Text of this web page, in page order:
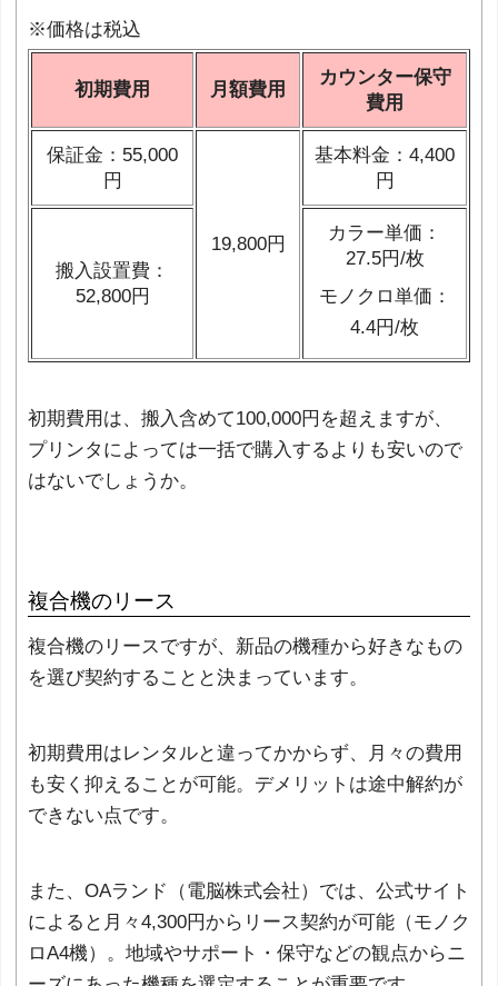
※価格は税込
初期費用 月額費用
カウンター保守
費用
保証金：55,000
円
19,800円
基本料金：4,400
円
搬入設置費：
52,800円
カラー単価：
27.5円/枚
モノクロ単価：
4.4円/枚
初期費用は、搬入含めて100,000円を超えますが、
プリンタによっては一括で購入するよりも安いので
はないでしょうか。
複合機のリース
複合機のリースですが、新品の機種から好きなもの
を選び契約することと決まっています。
初期費用はレンタルと違ってかからず、月々の費用
も安く抑えることが可能。デメリットは途中解約が
できない点です。
また、OAランド（電脳株式会社）では、公式サイト
によると月々4,300円からリース契約が可能（モノク
ロA4機）。地域やサポート・保守などの観点からニ